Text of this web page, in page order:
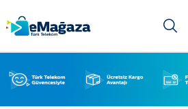
içeriğe
Ara